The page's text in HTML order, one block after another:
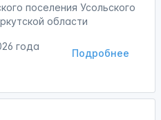
поселения Усольского
области
Подробнее
года